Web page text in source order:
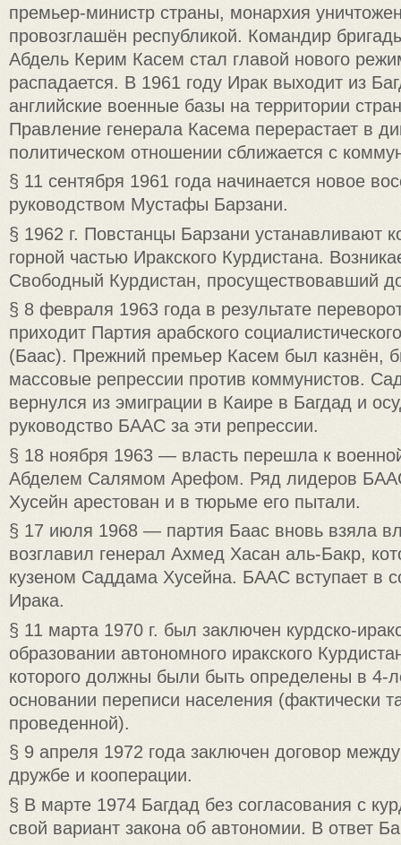
премьер-министр страны, монархия
провозглашён республикой. Командир
Абдель Керим Касем стал главой нового
распадается. В 1961 году Ирак выходит из
английские военные базы на территории
Правление генерала Касема перерастает в
политическом отношении сближается с
§ 11 сентября 1961 года начинается новое
руководством Мустафы Барзани.
§ 1962 г. Повстанцы Барзани устанавливают
горной частью Иракского Курдистана.
Свободный Курдистан, просуществовавший
§ 8 февраля 1963 года в результате
приходит Партия арабского
(Баас). Прежний премьер Касем был казнён,
массовые репрессии против коммунистов.
вернулся из эмиграции в Каире в Багдад и
руководство БААС за эти репрессии.
§ 18 ноября 1963 — власть перешла к
Абделем Салямом Арефом. Ряд лидеров
Хусейн арестован и в тюрьме его пытали.
§ 17 июля 1968 — партия Баас вновь взяла
возглавил генерал Ахмед Хасан аль-Бакр,
кузеном Саддама Хусейна. БААС вступает в
Ирака.
§ 11 марта 1970 г. был заключен курдско-
образовании автономного иракского
которого должны были быть определены в 4-
основании переписи населения (фактически
проведенной).
§ 9 апреля 1972 года заключен договор
дружбе и кооперации.
§ В марте 1974 Багдад без согласования с
свой вариант закона об автономии. В ответ